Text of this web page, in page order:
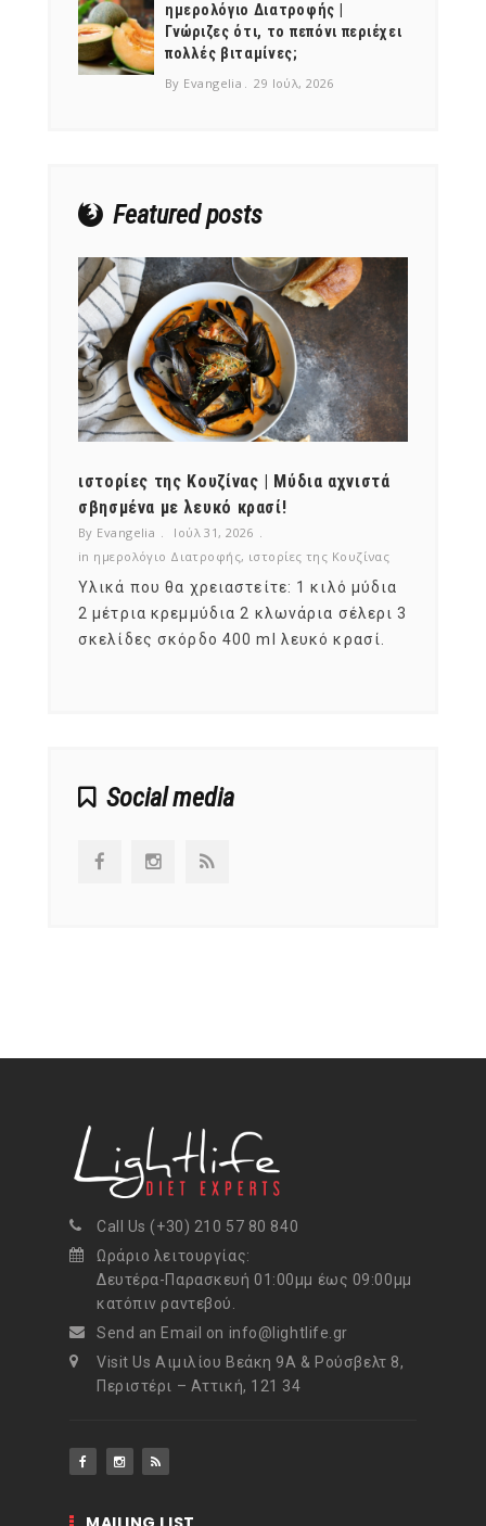
ημερολόγιο Διατροφής |
Γνώριζες ότι, το πεπόνι περιέχει
πολλές βιταμίνες;
By Evangelia 29 Ιούλ, 2026
Featured posts
ιστορίες της Κουζίνας | Μύδια αχνιστά
σβησμένα με λευκό κρασί!
By Evangelia
Ιούλ 31, 2026
in ημερολόγιο Διατροφής, ιστορίες της Κουζίνας
Υλικά που θα χρειαστείτε: 1 κιλό μύδια
2 μέτρια κρεμμύδια 2 κλωνάρια σέλερι 3
σκελίδες σκόρδο 400 ml λευκό κρασί.
Social media
Call Us (+30) 210 57 80 840
Ωράριο λειτουργίας:
Δευτέρα-Παρασκευή 01:00μμ έως 09:00μμ
κατόπιν ραντεβού.
Send an Email on info@lightlife.gr
Visit Us Αιμιλίου Βεάκη 9Α & Ρούσβελτ 8,
Περιστέρι – Αττική, 121 34